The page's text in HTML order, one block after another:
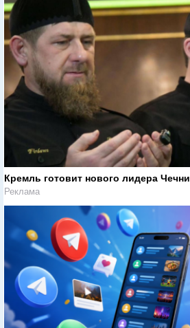
Кремль готовит нового лидера Чечни
Реклама